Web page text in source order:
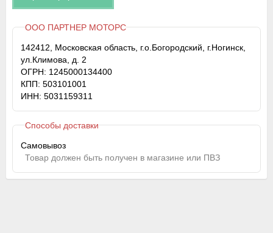
ООО ПАРТНЕР МОТОРС
142412, Московская область, г.о.Богородский, г.Ногинск,
ул.Климова, д. 2
ОГРН: 1245000134400
КПП: 503101001
ИНН: 5031159311
Способы доставки
Самовывоз
Товар должен быть получен в магазине или ПВЗ